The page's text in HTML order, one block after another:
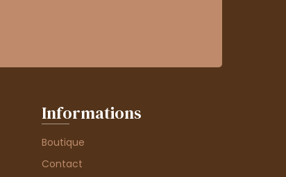
Informations
Boutique
Contact